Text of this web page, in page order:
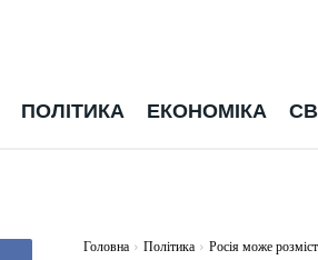
ПОЛІТИКА ЕКОНОМІКА
Головна Політика Росія може